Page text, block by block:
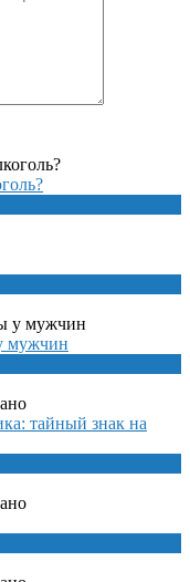
мужчин
тайный знак на